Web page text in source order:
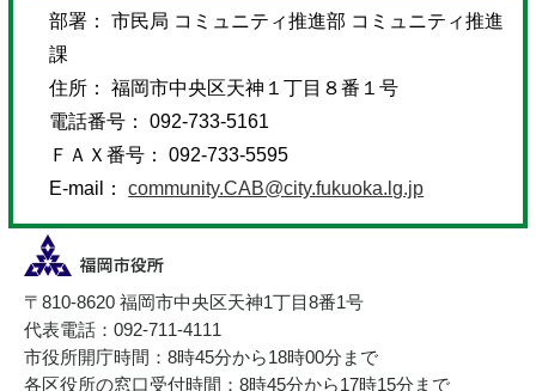
部署： 市民局 コミュニティ推進部 コミュニティ推進
課
住所： 福岡市中央区天神１丁目８番１号
電話番号： 092-733-5161
ＦＡＸ番号： 092-733-5595
E-mail：community.CAB@city.fukuoka.lg.jp
〒810-8620 福岡市中央区天神1丁目8番1号
代表電話：092-711-4111
市役所開庁時間：8時45分から18時00分まで
各区役所の窓口受付時間：8時45分から17時15分まで